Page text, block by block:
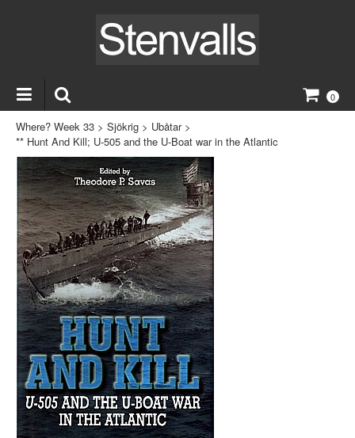
0
Where? Week 33 > Sjökrig > Ubåtar>
** Hunt And Kill; U-505 and the U-Boat war in the Atlantic